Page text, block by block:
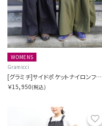
WOMENS
Gramicci
[グラミチ]サイドポケットナイロンフレアパンツ SORA別注
￥15,950(税込)